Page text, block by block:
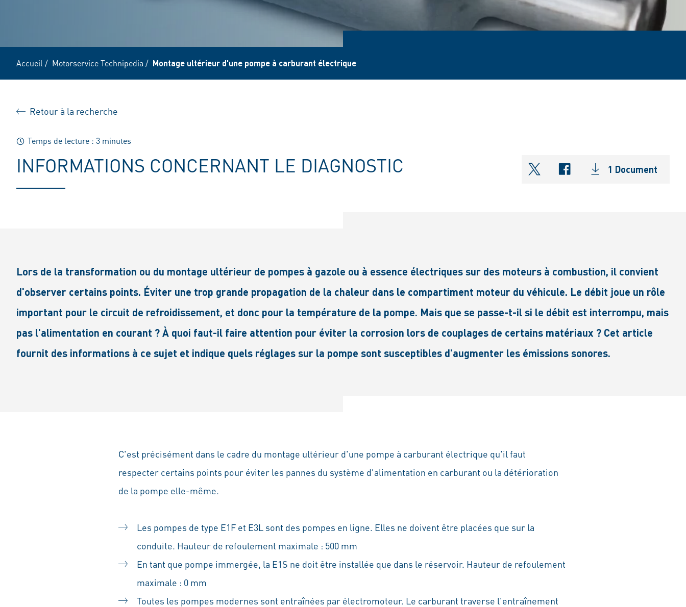
Accueil / Motorservice Technipedia / Montage ultérieur d'une pompe à carburant électrique
Retour à la recherche
Temps de lecture : 3 minutes
INFORMATIONS CONCERNANT LE DIAGNOSTIC shareOntwitter
shareOnfacebook
1 Document
Lors de la transformation ou du montage ultérieur de pompes à gazole ou à essence électriques sur des moteurs à combustion, il convient
d'observer certains points. Éviter une trop grande propagation de la chaleur dans le compartiment moteur du véhicule. Le débit joue un rôle
important pour le circuit de refroidissement, et donc pour la température de la pompe. Mais que se passe-t-il si le débit est interrompu, mais
pas l'alimentation en courant ? À quoi faut-il faire attention pour éviter la corrosion lors de couplages de certains matériaux ? Cet article
fournit des informations à ce sujet et indique quels réglages sur la pompe sont susceptibles d'augmenter les émissions sonores.
C'est précisément dans le cadre du montage ultérieur d'une pompe à carburant électrique qu'il faut
respecter certains points pour éviter les pannes du système d'alimentation en carburant ou la détérioration
de la pompe elle-même.
Les pompes de type E1F et E3L sont des pompes en ligne. Elles ne doivent être placées que sur la
conduite. Hauteur de refoulement maximale : 500 mm
En tant que pompe immergée, la E1S ne doit être installée que dans le réservoir. Hauteur de refoulement
maximale : 0 mm
Toutes les pompes modernes sont entraînées par électromoteur. Le carburant traverse l'entraînement